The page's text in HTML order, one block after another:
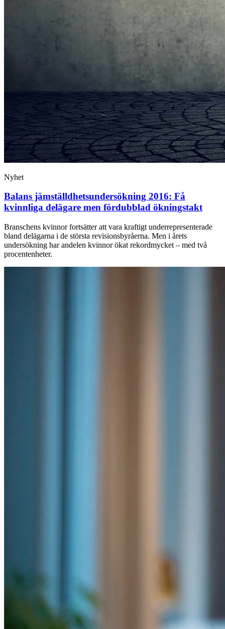
Nyhet
Balans jämställdhets­undersökning 2016: Få
kvinnliga delägare men fördubblad ökningstakt
Branschens kvinnor fortsätter att vara kraftigt underrepresenterade
bland delägarna i de största revisionsbyråerna. Men i årets
undersökning har andelen kvinnor ökat rekordmycket – med två
procentenheter.